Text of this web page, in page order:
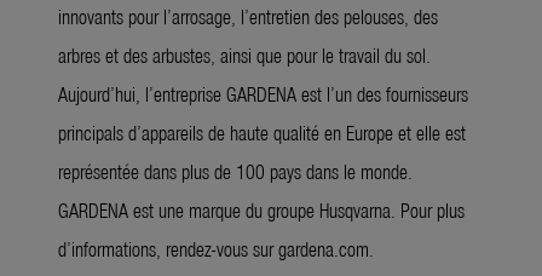
innovants pour l’arrosage, l’entretien des pelouses, des
arbres et des arbustes, ainsi que pour le travail du sol.
Aujourd’hui, l’entreprise GARDENA est l’un des fournisseurs
principals d’appareils de haute qualité en Europe et elle est
représentée dans plus de 100 pays dans le monde.
GARDENA est une marque du groupe Husqvarna. Pour plus
d’informations, rendez-vous sur gardena.com.